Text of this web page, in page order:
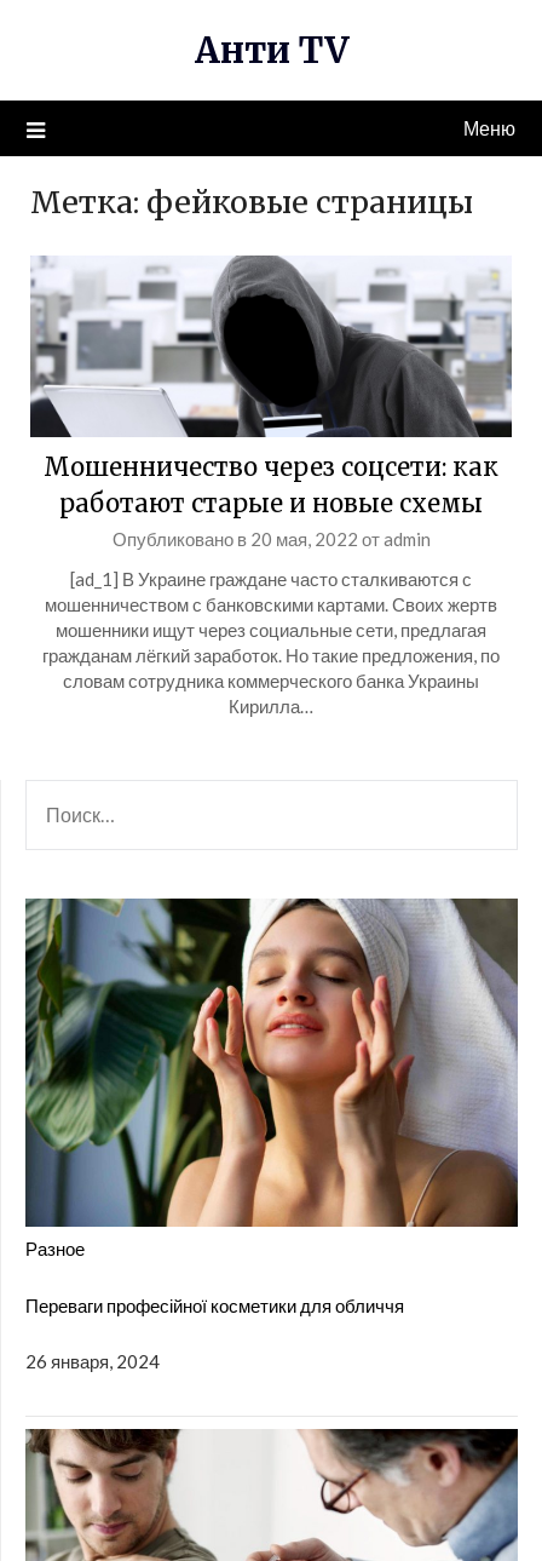
Анти TV
Меню
Метка: фейковые страницы
Мошенничество через соцсети: как
работают старые и новые схемы
Опубликовано в 20 мая, 2022 отadmin
[ad_1] В Украине граждане часто сталкиваются с
мошенничеством с банковскими картами. Своих жертв
мошенники ищут через социальные сети, предлагая
гражданам лёгкий заработок. Но такие предложения, по
словам сотрудника коммерческого банка Украины
Кирилла…
Разное
Переваги професійної косметики для обличчя
26 января, 2024